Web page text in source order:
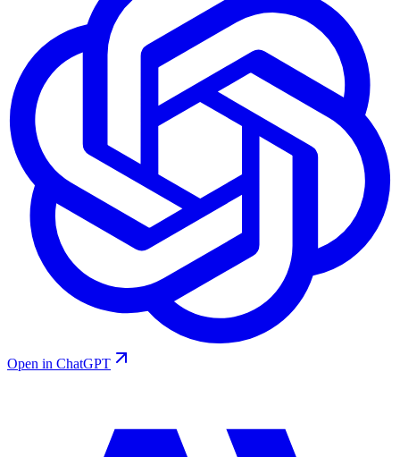
Open in ChatGPT